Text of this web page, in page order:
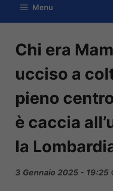
Menu
Chi era
ucciso a
pieno
è caccia
la
3 Gennaio 2025 - 19:25